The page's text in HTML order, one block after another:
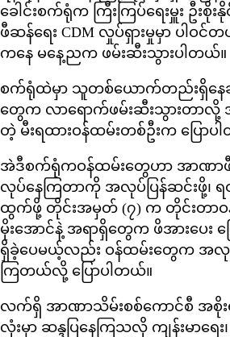
ခေါင်းစက်ရုံက ကြီးကြပ်ရေးမှူး ဦးစို
ဖီဆန်ရေး CDM လှုပ်ရှားမှုမှာ ပါဝင်
ကနေ မနေ့ညက ဖမ်းဆီးသွားပါတယ်။
စက်ရုံထဲမှာ သူတစ်ယောက်တည်းရှိနေခ
တွေက လာရောက်ဖမ်းဆီးသွားတာလို့
တဲ့ မီးရထားဝန်ထမ်းတစ်ဦးက ပြောပ
အဲဒီစက်ရုံကဝန်ထမ်းတွေဟာ အာဏာဖီ
လုပ်နေကြတာကို အလုပ်ပြန်ဆင်းဖို့၊ ရ
ထွက်ဖို့ တိုင်းအမှတ် (၇) က တိုင်းတာဝန်
မိုးအောင်နဲ့ အရာရှိတွေက ဖိအားပေး
ရှိခဲ့ပေမယ့်လည်း ဝန်ထမ်းတွေက အလု
ကြတယ်လို့ ပြောပါတယ်။
လက်ရှိ အာဏာသိမ်းစစ်ကောင်စီ အစို
လုံးမှာ ဆန္ဒပြနေကြသလို ကျန်းမာရေး